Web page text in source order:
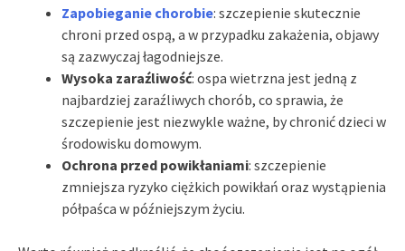
Zapobieganie chorobie: szczepienie skutecznie
chroni przed ospą, a w przypadku zakażenia, objawy
są zazwyczaj łagodniejsze.
Wysoka zaraźliwość: ospa wietrzna jest jedną z
najbardziej zaraźliwych chorób, co sprawia, że
szczepienie jest niezwykle ważne, by chronić dzieci w
środowisku domowym.
Ochrona przed powikłaniami: szczepienie
zmniejsza ryzyko ciężkich powikłań oraz wystąpienia
półpaśca w późniejszym życiu.